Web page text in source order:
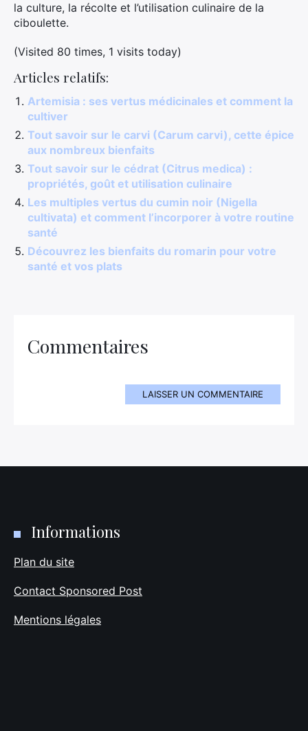
la culture, la récolte et l’utilisation culinaire de la
ciboulette.
(Visited 80 times, 1 visits today)
Articles relatifs:
Artemisia : ses vertus médicinales et comment la
cultiver
Tout savoir sur le carvi (Carum carvi), cette épice
aux nombreux bienfaits
Tout savoir sur le cédrat (Citrus medica) :
propriétés, goût et utilisation culinaire
Les multiples vertus du cumin noir (Nigella
cultivata) et comment l’incorporer à votre routine
santé
Découvrez les bienfaits du romarin pour votre
santé et vos plats
Commentaires
LAISSER UN COMMENTAIRE
Informations
Plan du site
Contact Sponsored Post
Mentions légales